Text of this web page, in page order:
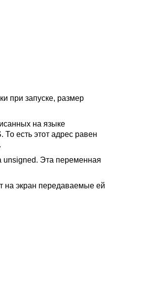
при запуске, размер
на языке
есть этот адрес равен
unsigned. Эта переменная
на экран передаваемые ей